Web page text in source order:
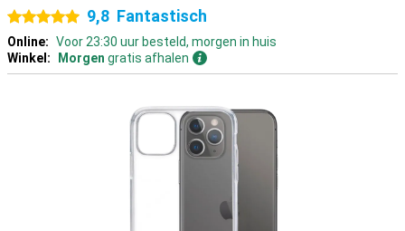
5 sterren9,8 Fantastisch
Online: Voor 23:30 uur besteld, morgen in huis
Winkel:
Morgen gratis afhalen